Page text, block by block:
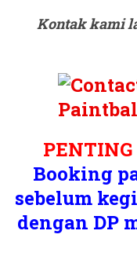
Kontak kami
Booking
sebelum
dengan DP